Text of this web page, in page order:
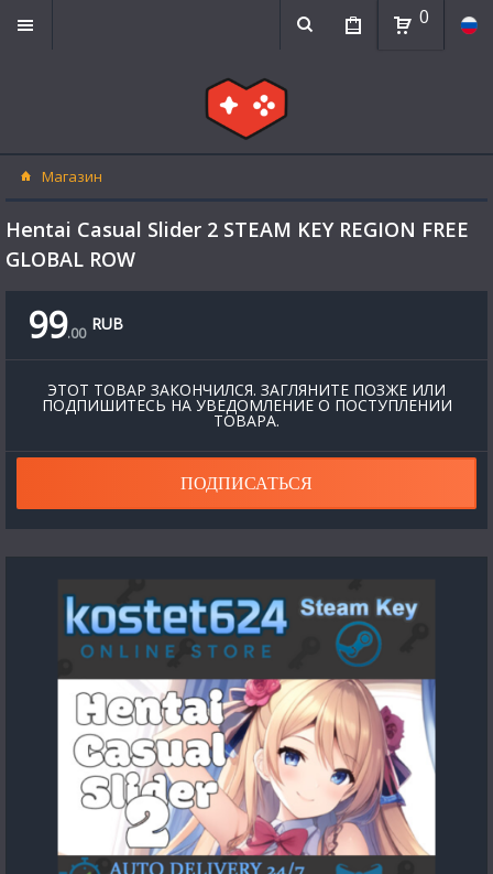
0
Магазин
Hentai Casual Slider 2 STEAM KEY REGION FREE
GLOBAL ROW
99.00 RUB
ЭТОТ ТОВАР ЗАКОНЧИЛСЯ. ЗАГЛЯНИТЕ ПОЗЖЕ ИЛИ
ПОДПИШИТЕСЬ НА УВЕДОМЛЕНИЕ О ПОСТУПЛЕНИИ
ТОВАРА.
ПОДПИСАТЬСЯ